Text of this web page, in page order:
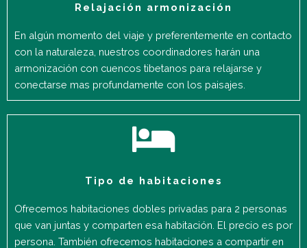
Relajación armonización
En algún momento del viaje y preferentemente en contacto
con la naturaleza, nuestros coordinadores harán una
armonización con cuencos tibetanos para relajarse y
conectarse mas profundamente con los paisajes.
Tipo de habitaciones
Ofrecemos habitaciones dobles privadas para 2 personas
que van juntas y comparten esa habitación. El precio es por
persona. También ofrecemos habitaciones a compartir en